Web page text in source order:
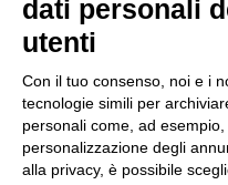
Indietro
LA CAUDRINA ASTI
€12,50
dati personali
utenti
Con il tuo consenso, noi e i
tecnologie simili per
personali come, ad
personalizzazione degli
alla privacy, è possibile